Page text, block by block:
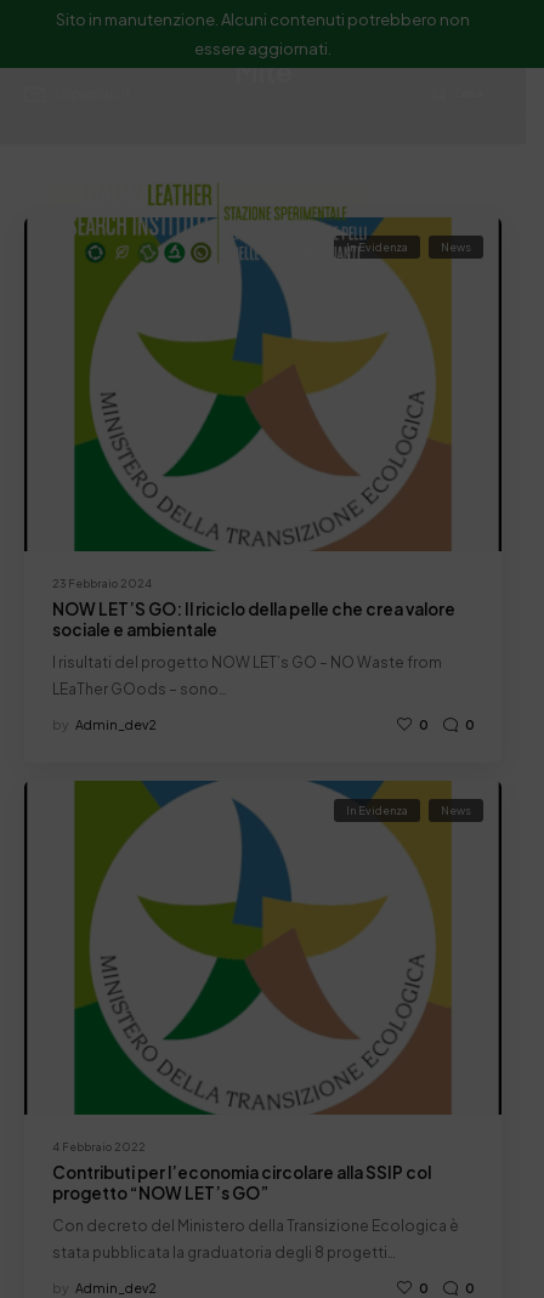
Sito in manutenzione. Alcuni contenuti potrebbero non
essere aggiornati.
Mite
23 Febbraio 2024
In Evidenza News
NOW LET’S GO: Il riciclo della pelle che crea valore
sociale e ambientale
I risultati del progetto NOW LET’s GO – NO Waste from
LEaTher GOods – sono…
by Admin_dev2 0 0
4 Febbraio 2022
In Evidenza News
Contributi per l’economia circolare alla SSIP col
progetto “NOW LET’s GO”
Con decreto del Ministero della Transizione Ecologica è
stata pubblicata la graduatoria degli 8 progetti…
by Admin_dev2 0 0